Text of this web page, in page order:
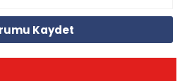
Kaydet